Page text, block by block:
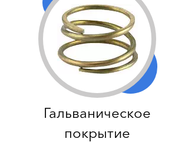
Гальваническое
покрытие